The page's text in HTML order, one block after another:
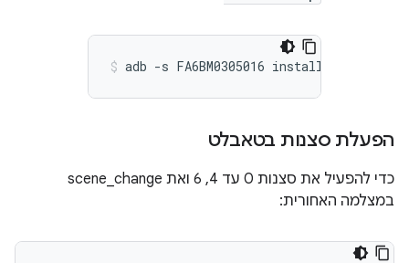
הפעלת סצנות בטאבלט
כדי להפעיל את סצנות 0 עד 4, 6 ואת scene_change
במצלמה האחורית: